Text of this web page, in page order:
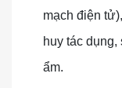
mạch điện
huy tác
ẩm.